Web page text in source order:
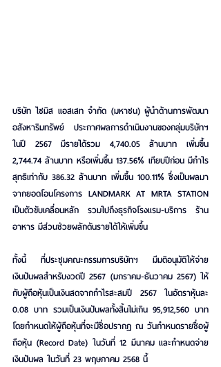
บริษัท ไซมิส แอสเสท จำกัด (มหาชน) ผู้นำด้านการพัฒนา
อสังหาริมทรัพย์ ประกาศผลการดำเนินงานของกลุ่มบริษัทฯ
ในปี 2567 มีรายได้รวม 4,740.05 ล้านบาท เพิ่มขึ้น
2,744.74 ล้านบาท หรือเพิ่มขึ้น 137.56% เทียบปีก่อน มีกำไร
สุทธิเท่ากับ 386.32 ล้านบาท เพิ่มขึ้น 100.11% ซึ่งเป็นผลมา
จากยอดโอนโครงการ LANDMARK AT MRTA STATION
เป็นตัวขับเคลื่อนหลัก รวมไปถึงธุรกิจโรงแรม-บริการ ร้าน
อาหาร มีส่วนช่วยผลักดันรายได้ให้เพิ่มขึ้น
ทั้งนี้ ที่ประชุมคณะกรรมการบริษัทฯ มีมติอนุมัติให้จ่าย
เงินปันผลสำหรับงวดปี 2567 (มกราคม-ธันวาคม 2567) ให้
กับผู้ถือหุ้นเป็นเงินสดจากกำไรสะสมปี 2567 ในอัตราหุ้นละ
0.08 บาท รวมเป็นเงินปันผลทั้งสิ้นไม่เกิน 95,912,560 บาท
โดยกำหนดให้ผู้ถือหุ้นที่จะมีชื่อปรากฏ ณ วันกำหนดรายชื่อผู้
ถือหุ้น (Record Date) ในวันที่ 12 มีนาคม และกำหนดจ่าย
เงินปันผล ในวันที่ 23 พฤษภาคม 2568 นี้